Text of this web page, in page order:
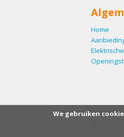
Home
We gebruiken